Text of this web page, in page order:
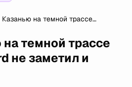
на темной трассе
темной трассе
не заметил и